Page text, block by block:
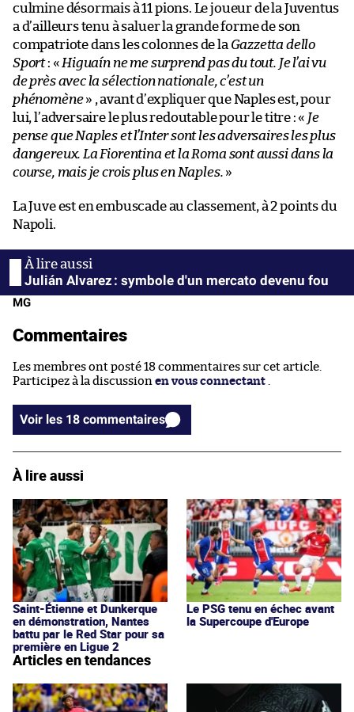
culmine désormais à 11 pions. Le joueur de la Juventus
a d’ailleurs tenu à saluer la grande forme de son
compatriote dans les colonnes de la Gazzetta dello
Sport: « Higuaín ne me surprend pas du tout. Je l’ai vu
de près avec la sélection nationale, c’est un
phénomène» , avant d’expliquer que Naples est, pour
lui, l’adversaire le plus redoutable pour le titre : « Je
pense que Naples et l’Inter sont les adversaires les plus
dangereux. La Fiorentina et la Roma sont aussi dans la
course, mais je crois plus en Naples. »
La Juve est en embuscade au classement, à 2 points du
Napoli.
Julián Alvarez : symbole d'un mercato devenu fou
MG
Commentaires
Les membres ont posté 18 commentaires sur cet article.
Participez à la discussion en vous connectant
Voir les 18 commentaires
À lire aussi
Saint-Étienne et Dunkerque
en démonstration, Nantes
battu par le Red Star pour sa
première en Ligue 2
Le PSG tenu en échec avant
la Supercoupe d'Europe
Articles en tendances